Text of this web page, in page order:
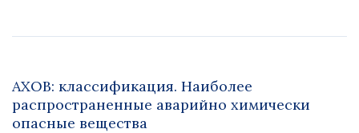
АХОВ: классификация. Наиболее
распространенные аварийно химически
опасные вещества